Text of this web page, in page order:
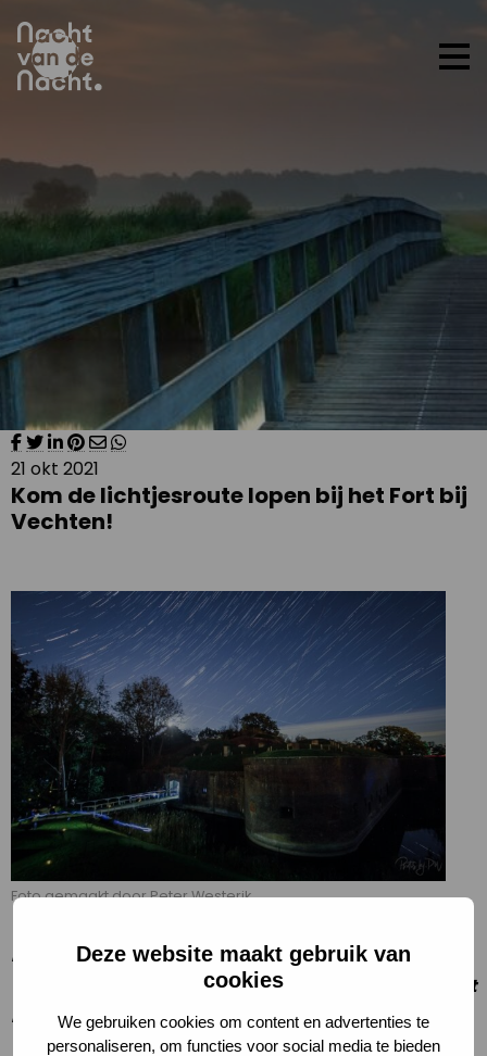
Deze website maakt gebruik van
cookies
We gebruiken cookies om content en advertenties te
personaliseren, om functies voor social media te bieden
21 okt 2021
Kom de lichtjesroute lopen bij het Fort bij
Vechten!
Foto gemaakt door Peter Westerik
Nederland activiteiten te beleven. Ook dit jaar is er
weer een magische lichtjesroute te lopen op het Fort
bij Vechten.